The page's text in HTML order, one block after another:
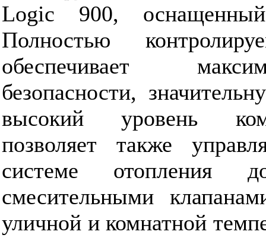
Logic 900,
Полностью
обеспечивает
безопасности,
высокий уровень
позволяет также
системе отопления
смесительными
уличной и комнатной